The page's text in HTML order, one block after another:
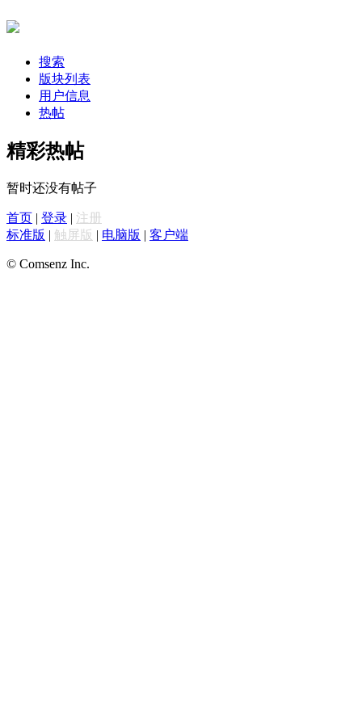
搜索
版块列表
用户信息
热帖
精彩热帖
暂时还没有帖子
首页 | 登录 | 注册
标准版 | 触屏版 | 电脑版 | 客户端
© Comsenz Inc.